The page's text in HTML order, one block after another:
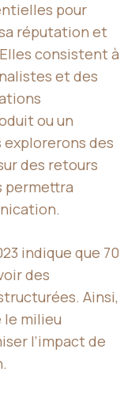
pour
réputation et
consistent à
et des
ou un
des
des retours
permettra
indique que 70
des
Ainsi,
milieu
l’impact de